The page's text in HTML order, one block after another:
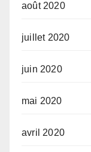
août 2020
juillet 2020
juin 2020
mai 2020
avril 2020